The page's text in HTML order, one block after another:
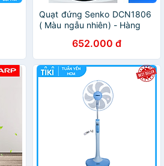
Quạt đứng Senko DCN1806
( Màu ngẫu nhiên) - Hàng
652.000 đ